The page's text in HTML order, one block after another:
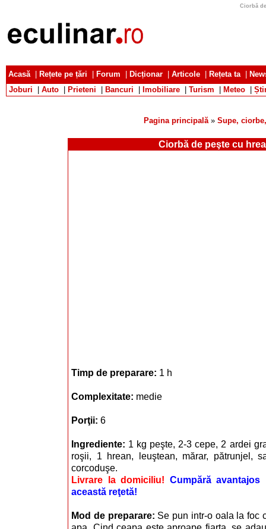
Ciorbă
Acasă| Rețete pe țări Forum Dicționar Articole Rețeta ta|
Joburi
Auto Prieteni Bancuri Imobiliare Turism Meteo
Pagina principală» Supe,
Ciorbă de peşte cu
Timp de preparare: 1 h
Complexitate: medie
Porţii: 6
Ingrediente: 1 kg peşte, 2-3 cepe, 2 ardei
roşii, 1 hrean, leuştean, mărar, pătrunjel,
corcoduşe.
Livrare la domiciliu! Cumpără avantajos
această reţetă!
Mod de preparare: Se pun intr-o oala la foc